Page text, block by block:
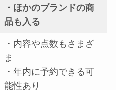
・ほかのブランドの商
品も入る
・内容や点数もさまざ
ま
・年内に予約できる可
能性あり